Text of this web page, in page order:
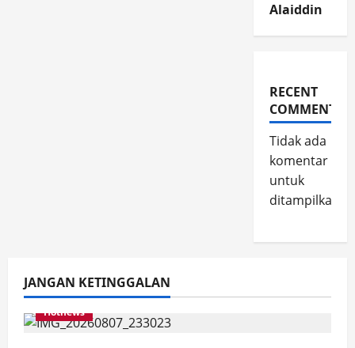
Alaiddin
RECENT
COMMENTS
Tidak ada
komentar
untuk
ditampilkan.
JANGAN KETINGGALAN
Hotnews